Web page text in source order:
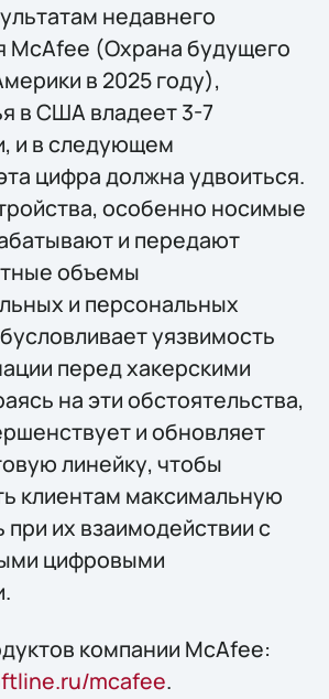
недавнего
McAfee (Охрана будущего
в 2025 году),
в США владеет 3-7
и в следующем
цифра должна удвоиться.
особенно носимые
и передают
объемы
и персональных
уязвимость
перед хакерскими
на эти обстоятельства,
и обновляет
линейку, чтобы
клиентам максимальную
при их взаимодействии с
цифровыми
компании McAfee:
mcafee.